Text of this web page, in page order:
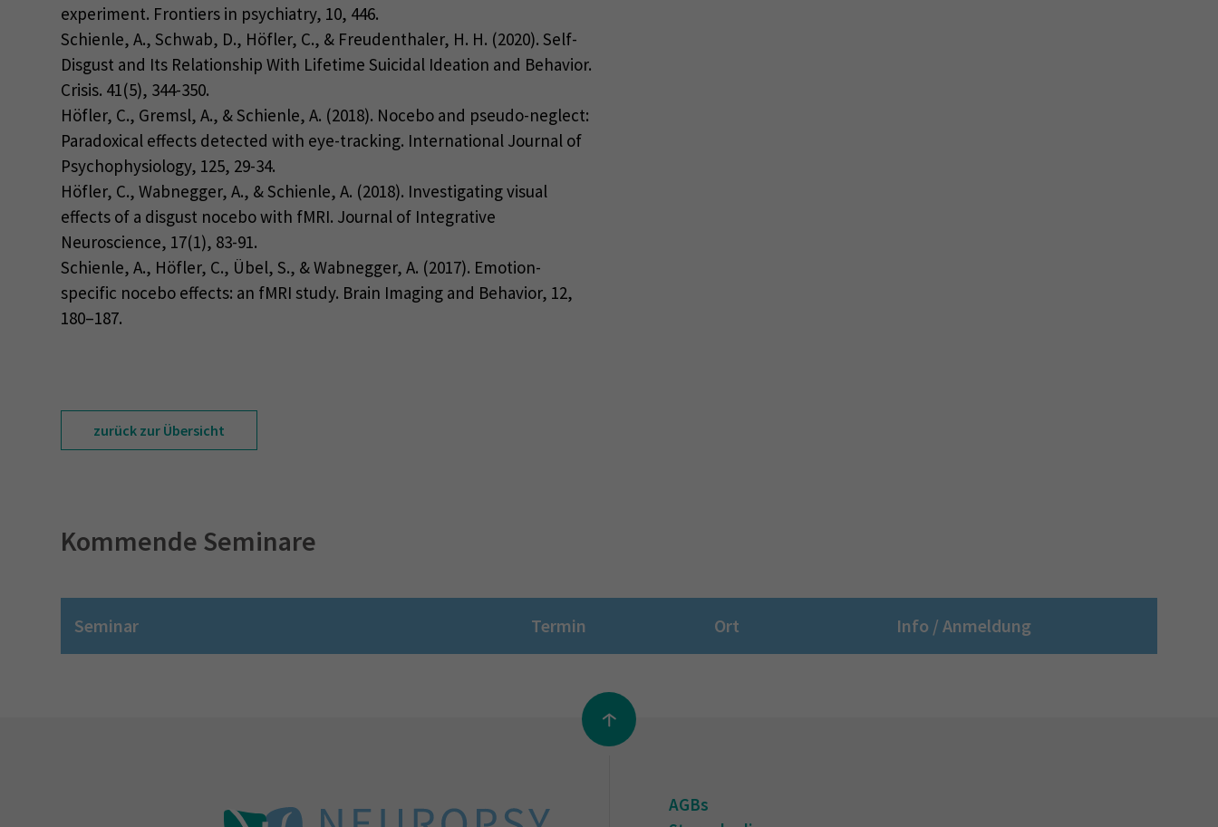
experiment. Frontiers in psychiatry, 10, 446.
Schienle, A., Schwab, D., Höfler, C., & Freudenthaler, H. H. (2020). Self-
Disgust and Its Relationship With Lifetime Suicidal Ideation and Behavior.
Crisis. 41(5), 344-350.
Höfler, C., Gremsl, A., & Schienle, A. (2018). Nocebo and pseudo-neglect:
Paradoxical effects detected with eye-tracking. International Journal of
Psychophysiology, 125, 29-34.
Höfler, C., Wabnegger, A., & Schienle, A. (2018). Investigating visual
effects of a disgust nocebo with fMRI. Journal of Integrative
Neuroscience, 17(1), 83-91.
Schienle, A., Höfler, C., Übel, S., & Wabnegger, A. (2017). Emotion-
specific nocebo effects: an fMRI study. Brain Imaging and Behavior, 12,
180–187.
zurück zur Übersicht
Kommende Seminare
Seminar Termin Ort Info / Anmeldung
AGBs